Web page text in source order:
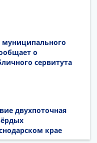
муниципального
о
сервитута
двухпоточная
крае